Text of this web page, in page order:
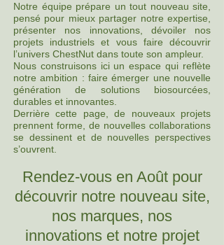
Notre équipe prépare un tout nouveau site,
pensé pour mieux partager notre expertise,
présenter nos innovations, dévoiler nos
projets industriels et vous faire découvrir
l’univers ChestNut dans toute son ampleur.
Nous construisons ici un espace qui reflète
notre ambition : faire émerger une nouvelle
génération de solutions biosourcées,
durables et innovantes.
Derrière cette page, de nouveaux projets
prennent forme, de nouvelles collaborations
se dessinent et de nouvelles perspectives
s’ouvrent.
Rendez-vous en Août pour
découvrir notre nouveau site,
nos marques, nos
innovations et notre projet